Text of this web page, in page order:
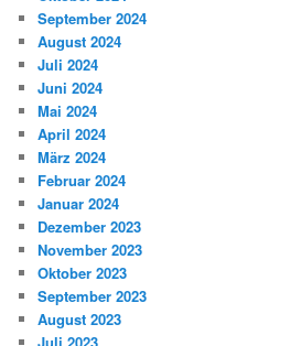
September 2024
August 2024
Juli 2024
Juni 2024
Mai 2024
April 2024
März 2024
Februar 2024
Januar 2024
Dezember 2023
November 2023
Oktober 2023
September 2023
August 2023